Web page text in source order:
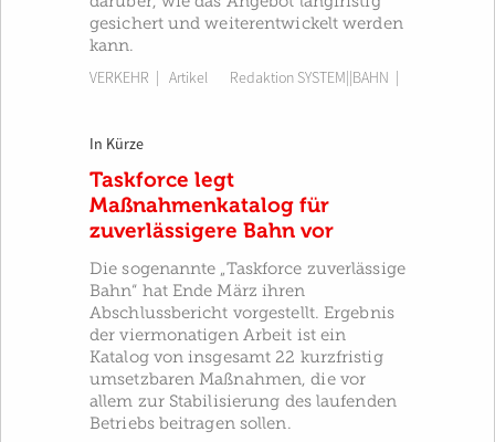
gesichert und weiterentwickelt werden
kann.
VERKEHR | Artikel Redaktion SYSTEM||BAHN
In Kürze
Taskforce legt
Maßnahmenkatalog für
zuverlässigere Bahn vor
Die sogenannte „Taskforce zuverlässige
Bahn“ hat Ende März ihren
Abschlussbericht vorgestellt. Ergebnis
der viermonatigen Arbeit ist ein
Katalog von insgesamt 22 kurzfristig
umsetzbaren Maßnahmen, die vor
allem zur Stabilisierung des laufenden
Betriebs beitragen sollen.